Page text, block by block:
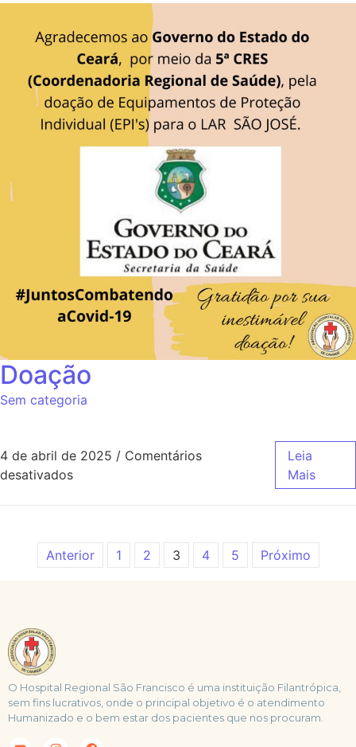
Doação
Sem categoria
4 de abril de 2025 / Comentários
desativados
Leia
Mais
Anterior 1 2 3 4 5 Próximo
O Hospital Regional São Francisco é uma instituição Filantrópica,
sem fins lucrativos, onde o principal objetivo é o atendimento
Humanizado e o bem estar dos pacientes que nos procuram.